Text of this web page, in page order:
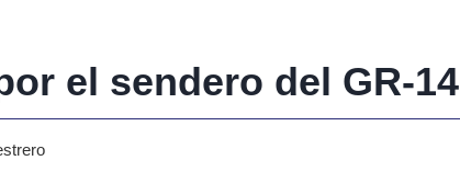
el sendero del GR-14